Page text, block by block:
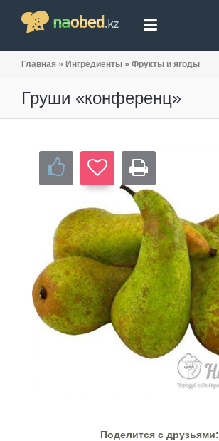
Главная » Ингредиенты » Фрукты и ягоды
Груши «конференц»
Поделится c друзьями: